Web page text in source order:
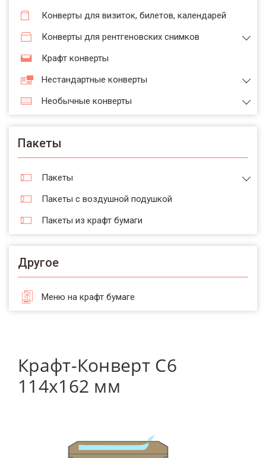
Конверты для визиток, билетов, календарей
Конверты для рентгеновских снимков
Крафт конверты
Нестандартные конверты
Необычные конверты
Пакеты
Пакеты
Пакеты с воздушной подушкой
Пакеты из крафт бумаги
Другое
Меню на крафт бумаге
Крафт-Конверт С6
114х162 мм